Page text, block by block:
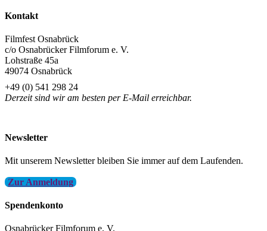
Kontakt
Filmfest Osnabrück
c/o Osnabrücker Filmforum e. V.
Lohstraße 45a
49074 Osnabrück
+49 (0) 541 298 24
Derzeit sind wir am besten per E-Mail erreichbar.
Newsletter
Mit unserem Newsletter bleiben Sie immer auf dem Laufenden.
Zur Anmeldung
Spendenkonto
Osnabrücker Filmforum e. V.